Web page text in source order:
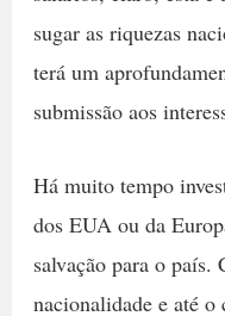
sugar as riquezas
terá um
submissão aos
Há muito tempo
dos EUA ou da
salvação para o
nacionalidade e até o